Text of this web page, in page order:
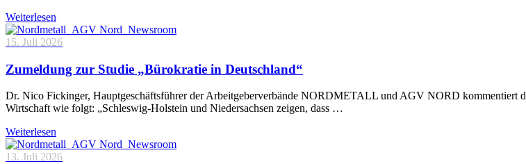
Weiterlesen
15. Juli 2026
Zumeldung zur Studie „Bürokratie in Deutschland“
Dr. Nico Fickinger, Hauptgeschäftsführer der Arbeitgeberverbände NORDMETALL und AGV NORD kommentiert
Wirtschaft wie folgt: „Schleswig-Holstein und Niedersachsen zeigen, dass …
Weiterlesen
13. Juli 2026